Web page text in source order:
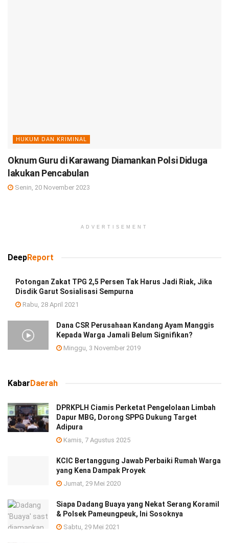
HUKUM DAN KRIMINAL
Oknum Guru di Karawang Diamankan Polsi Diduga
lakukan Pencabulan
Senin, 20 November 2023
ADVERTISEMENT
DeepReport
Potongan Zakat TPG 2,5 Persen Tak Harus Jadi Riak, Jika
Disdik Garut Sosialisasi Sempurna
Rabu, 28 April 2021
Dana CSR Perusahaan Kandang Ayam Manggis
Kepada Warga Jamali Belum Signifikan?
Minggu, 3 November 2019
KabarDaerah
DPRKPLH Ciamis Perketat Pengelolaan Limbah
Dapur MBG, Dorong SPPG Dukung Target
Adipura
Kamis, 7 Agustus 2025
KCIC Bertanggung Jawab Perbaiki Rumah Warga
yang Kena Dampak Proyek
Jumat, 29 Mei 2020
Siapa Dadang Buaya yang Nekat Serang Koramil
& Polsek Pameungpeuk, Ini Sosoknya
Sabtu, 29 Mei 2021